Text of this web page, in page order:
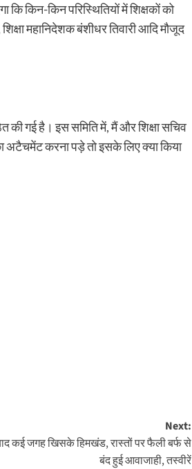
किन-किन परिस्थितियों में शिक्षकों को
महानिदेशक बंशीधर तिवारी आदि मौजूद
की गई है। इस समिति में, मैं और शिक्षा सचिव
अटैचमेंट करना पड़े तो इसके लिए क्या किया
Next:
कई जगह खिसके हिमखंड, रास्तों पर फैली बर्फ से
बंद हुई आवाजाही, तस्वीरें